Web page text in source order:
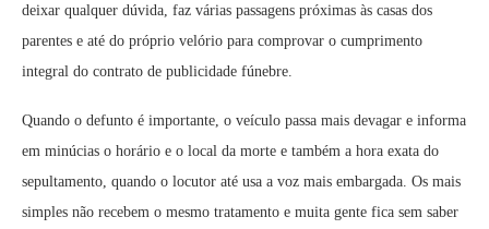
deixar qualquer dúvida, faz várias passagens próximas às casas dos
parentes e até do próprio velório para comprovar o cumprimento
integral do contrato de publicidade fúnebre.
Quando o defunto é importante, o veículo passa mais devagar e informa
em minúcias o horário e o local da morte e também a hora exata do
sepultamento, quando o locutor até usa a voz mais embargada. Os mais
simples não recebem o mesmo tratamento e muita gente fica sem saber